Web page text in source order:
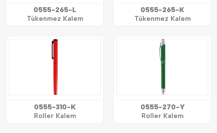
0555-265-L
Tükenmez Kalem
0555-265-K
Tükenmez Kalem
0555-310-K
Roller Kalem
0555-270-Y
Roller Kalem